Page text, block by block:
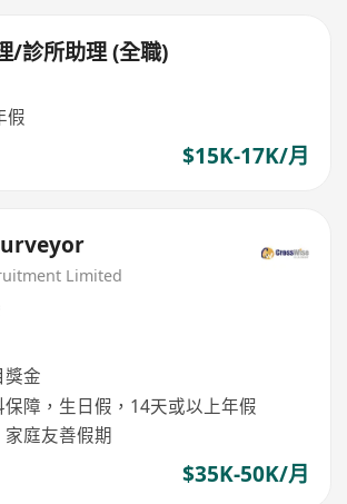
/診所助理 (全職)
假
$15K-17K/月
Limited
獎金
障，生日假，14天或以上年假
庭友善假期
$35K-50K/月